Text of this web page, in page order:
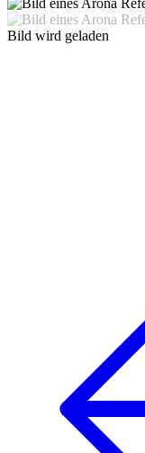
Bild wird geladen